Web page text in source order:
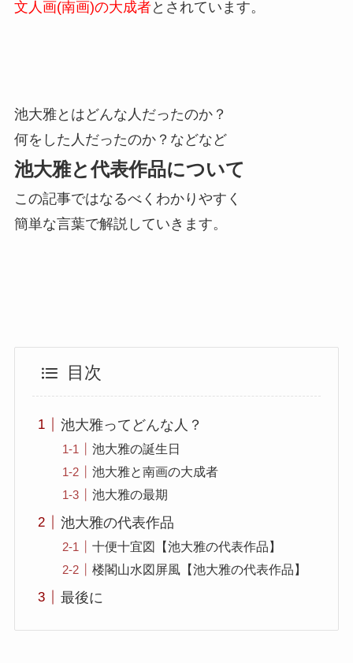
文人画(南画)の大成者とされています。
池大雅とはどんな人だったのか？
何をした人だったのか？などなど
池大雅と代表作品について
この記事ではなるべくわかりやすく
簡単な言葉で解説していきます。
目次
池大雅ってどんな人？
池大雅の誕生日
池大雅と南画の大成者
池大雅の最期
池大雅の代表作品
十便十宜図【池大雅の代表作品】
楼閣山水図屏風【池大雅の代表作品】
最後に